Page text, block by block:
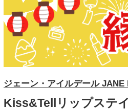
ジェーン・アイルデール JANE
Kiss&Tellリップステ